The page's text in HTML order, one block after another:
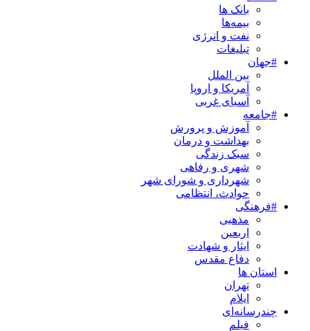
بانک ها
بیمه‌ها
نفت و انرژی
تبلیغات
#جهان
بین الملل
آمریکا و اروپا
آسیای غربی
#جامعه
آموزش و پرورش
بهداشت و درمان
سبک زندگی
شهری و رفاهی
شهرداری و شورای شهر
حوادث، انتظامی
#فرهنگی
مذهبی
اربعین
ایثار و شهادت
دفاع مقدس
استان ها
تهران
ایلام
چندرسانه‌ای
فیلم